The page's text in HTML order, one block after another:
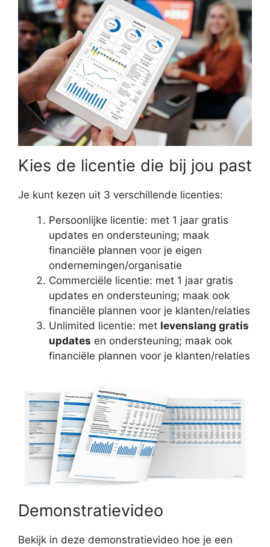
Kies de licentie die bij jou past
Je kunt kezen uit 3 verschillende licenties:
Persoonlijke licentie: met 1 jaar gratis
updates en ondersteuning; maak
financiële plannen voor je eigen
ondernemingen/organisatie
Commerciële licentie: met 1 jaar gratis
updates en ondersteuning; maak ook
financiële plannen voor je klanten/relaties
Unlimited licentie: met levenslang gratis
updates en ondersteuning; maak ook
financiële plannen voor je klanten/relaties
Demonstratievideo
Bekijk in deze demonstratievideo hoe je een